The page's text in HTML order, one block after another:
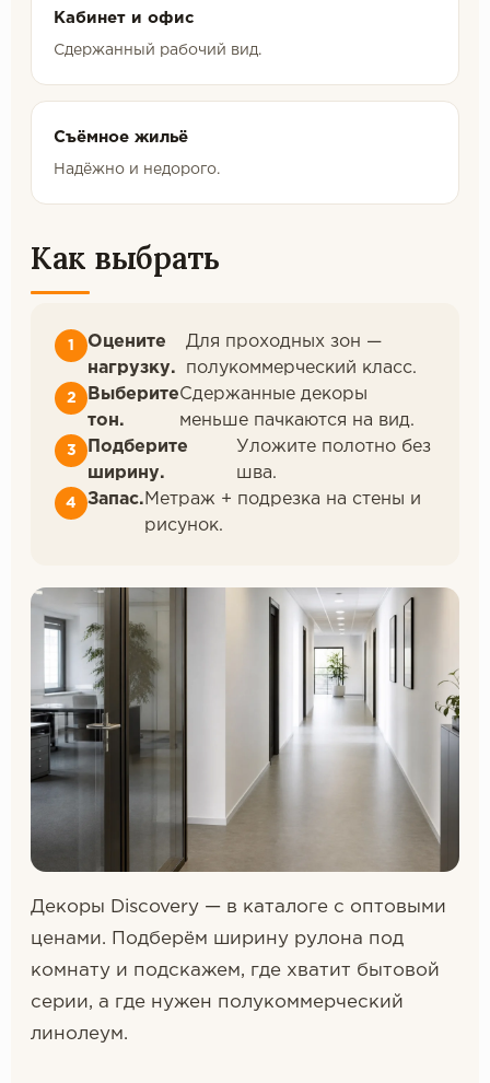
Кабинет и офис
Сдержанный рабочий вид.
Съёмное жильё
Надёжно и недорого.
Как выбрать
Оцените
нагрузку.
Для проходных зон —
полукоммерческий класс.
Выберите
тон.
Сдержанные декоры
меньше пачкаются на вид.
Подберите
ширину.
Уложите полотно без
шва.
Запас. Метраж + подрезка на стены и
рисунок.
Декоры Discovery — в каталоге с оптовыми
ценами. Подберём ширину рулона под
комнату и подскажем, где хватит бытовой
серии, а где нужен полукоммерческий
линолеум.